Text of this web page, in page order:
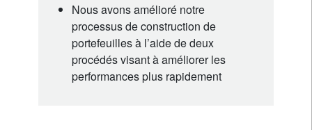
Nous avons amélioré notre
processus de construction de
portefeuilles à l’aide de deux
procédés visant à améliorer les
performances plus rapidement